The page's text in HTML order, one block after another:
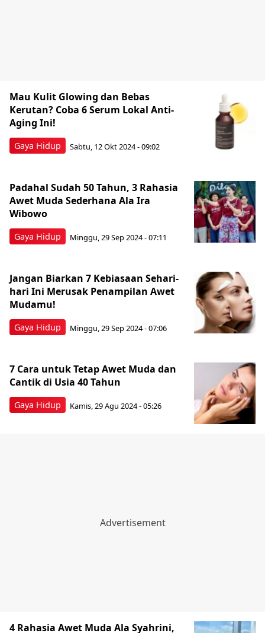
Gaya Hidup
Mau Kulit Glowing dan Bebas
Kerutan? Coba 6 Serum Lokal Anti-
Aging Ini!
Sabtu, 12 Okt 2024 - 09:02
Gaya Hidup
Padahal Sudah 50 Tahun, 3 Rahasia
Awet Muda Sederhana Ala Ira
Wibowo
Minggu, 29 Sep 2024 - 07:11
Gaya Hidup
Jangan Biarkan 7 Kebiasaan Sehari-
hari Ini Merusak Penampilan Awet
Mudamu!
Minggu, 29 Sep 2024 - 07:06
Gaya Hidup
7 Cara untuk Tetap Awet Muda dan
Cantik di Usia 40 Tahun
Kamis, 29 Agu 2024 - 05:26
4 Rahasia Awet Muda Ala Syahrini,